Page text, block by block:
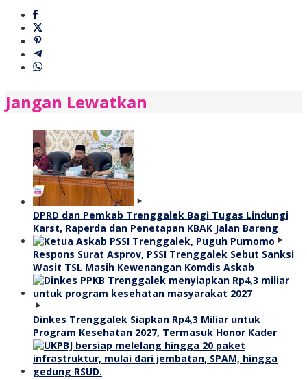
Jangan Lewatkan
DPRD dan Pemkab Trenggalek Bagi Tugas Lindungi
Karst, Raperda dan Penetapan KBAK Jalan Bareng
Respons Surat Asprov, PSSI Trenggalek Sebut Sanksi
Wasit TSL Masih Kewenangan Komdis Askab
Dinkes Trenggalek Siapkan Rp4,3 Miliar untuk
Program Kesehatan 2027, Termasuk Honor Kader